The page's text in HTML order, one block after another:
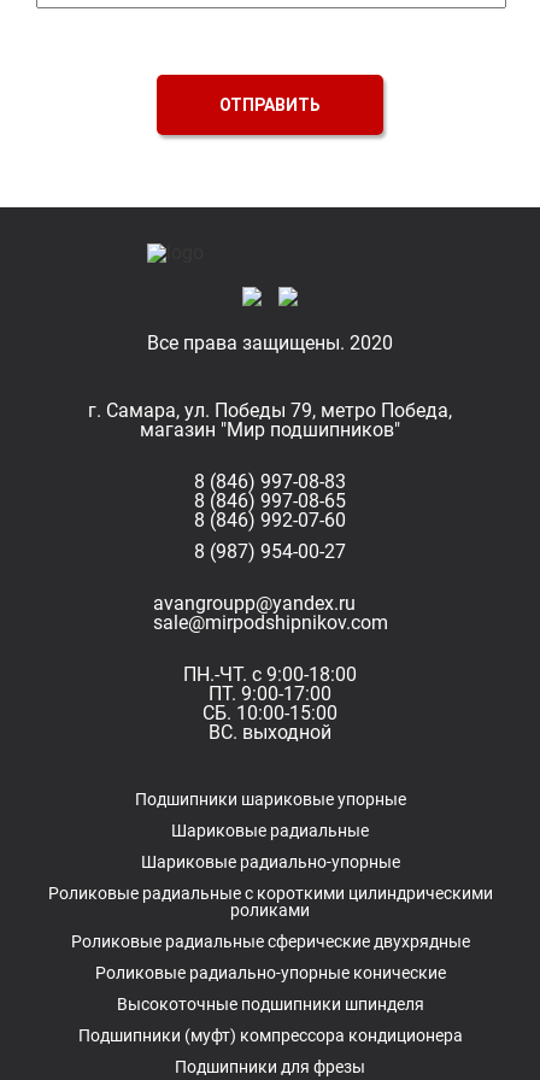
ОТПРАВИТЬ
Все права защищены. 2020
г. Самара, ул. Победы 79, метро Победа,
магазин "Мир подшипников"
8 (846) 997-08-83
8 (846) 997-08-65
8 (846) 992-07-60
8 (987) 954-00-27
avangroupp@yandex.ru
sale@mirpodshipnikov.com
ПН.-ЧТ. с 9:00-18:00
ПТ. 9:00-17:00
СБ. 10:00-15:00
ВС. выходной
Подшипники шариковые упорные
Шариковые радиальные
Шариковые радиально-упорные
Роликовые радиальные с короткими цилиндрическими
роликами
Роликовые радиальные сферические двухрядные
Роликовые радиально-упорные конические
Высокоточные подшипники шпинделя
Подшипники (муфт) компрессора кондиционера
Подшипники для фрезы